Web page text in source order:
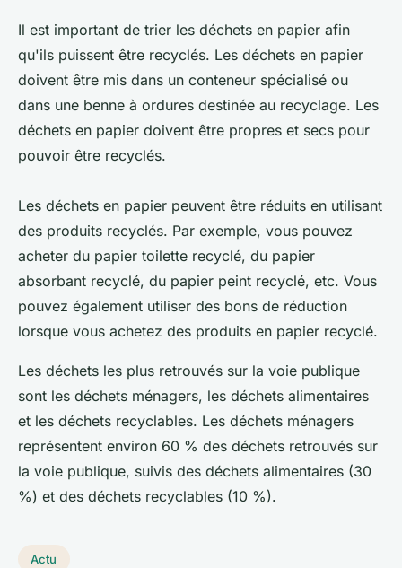
Il est important de trier les déchets en papier afin
qu'ils puissent être recyclés. Les déchets en papier
doivent être mis dans un conteneur spécialisé ou
dans une benne à ordures destinée au recyclage. Les
déchets en papier doivent être propres et secs pour
pouvoir être recyclés.
Les déchets en papier peuvent être réduits en utilisant
des produits recyclés. Par exemple, vous pouvez
acheter du papier toilette recyclé, du papier
absorbant recyclé, du papier peint recyclé, etc. Vous
pouvez également utiliser des bons de réduction
lorsque vous achetez des produits en papier recyclé.
Les déchets les plus retrouvés sur la voie publique
sont les déchets ménagers, les déchets alimentaires
et les déchets recyclables. Les déchets ménagers
représentent environ 60 % des déchets retrouvés sur
la voie publique, suivis des déchets alimentaires (30
%) et des déchets recyclables (10 %).
Actu